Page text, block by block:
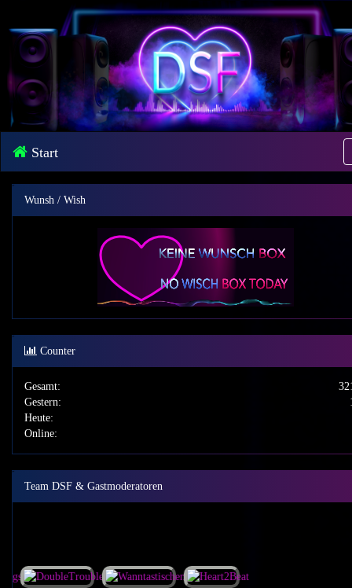
Start
Wunsh / Wish
Counter
Gesamt:
Gestern:
Heute:
Online:
Team DSF & Gastmoderatoren